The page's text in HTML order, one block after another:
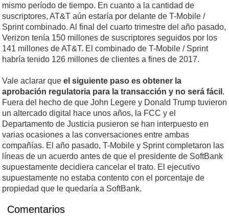
mismo período de tiempo. En cuanto a la cantidad de
suscriptores, AT&T aún estaría por delante de T-Mobile /
Sprint combinado. Al final del cuarto trimestre del año pasado,
Verizon tenía 150 millones de suscriptores seguidos por los
141 millones de AT&T. El combinado de T-Mobile / Sprint
habría tenido 126 millones de clientes a fines de 2017.
Vale aclarar que el siguiente paso es obtener la
aprobación regulatoria para la transacción y no será fácil .
Fuera del hecho de que John Legere y Donald Trump tuvieron
un altercado digital hace unos años, la FCC y el
Departamento de Justicia pusieron se han interpuesto en
varias ocasiones a las conversaciones entre ambas
compañías. El año pasado, T-Mobile y Sprint completaron las
líneas de un acuerdo antes de que el presidente de SoftBank
supuestamente decidiera cancelar el trato. El ejecutivo
supuestamente no estaba contento con el porcentaje de
propiedad que le quedaría a SoftBank.
Comentarios